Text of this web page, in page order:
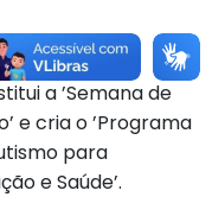
apresentou
a ’Semana de
e cria o ’Programa
para
e Saúde’.